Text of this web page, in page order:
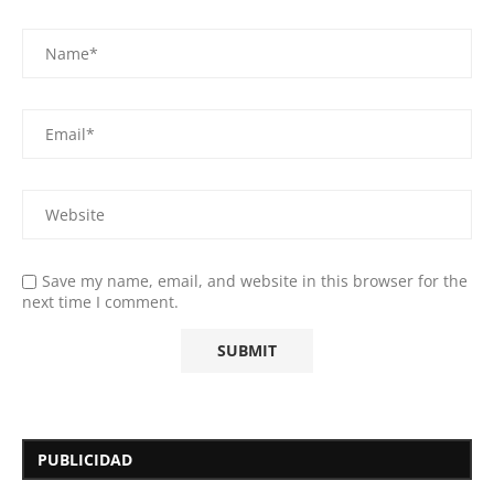
Save my name, email, and website in this browser for the
next time I comment.
PUBLICIDAD